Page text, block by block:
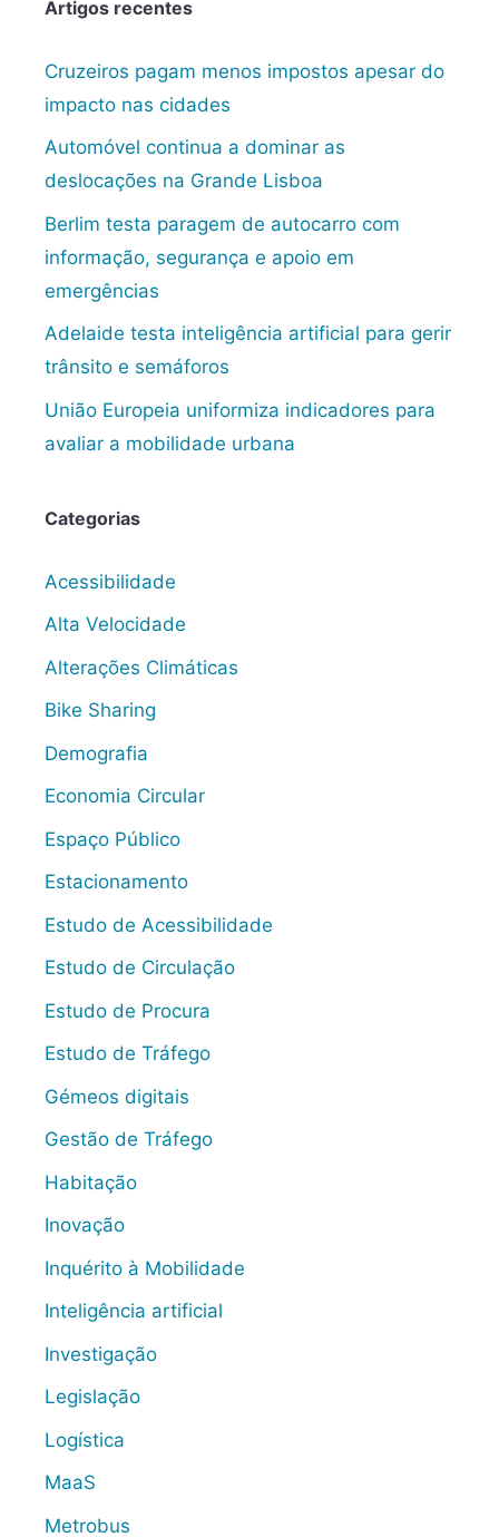
Artigos recentes
Cruzeiros pagam menos impostos apesar do
impacto nas cidades
Automóvel continua a dominar as
deslocações na Grande Lisboa
Berlim testa paragem de autocarro com
informação, segurança e apoio em
emergências
Adelaide testa inteligência artificial para gerir
trânsito e semáforos
União Europeia uniformiza indicadores para
avaliar a mobilidade urbana
Categorias
Acessibilidade
Alta Velocidade
Alterações Climáticas
Bike Sharing
Demografia
Economia Circular
Espaço Público
Estacionamento
Estudo de Acessibilidade
Estudo de Circulação
Estudo de Procura
Estudo de Tráfego
Gémeos digitais
Gestão de Tráfego
Habitação
Inovação
Inquérito à Mobilidade
Inteligência artificial
Investigação
Legislação
Logística
MaaS
Metrobus